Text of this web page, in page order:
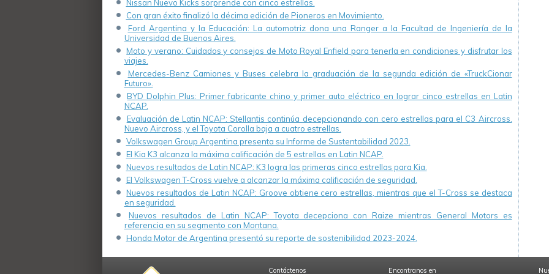
Nissan Nuevo Kicks sorprende con cinco estrellas.
Con gran éxito finalizó la décima edición de Pioneros en Movimiento.
Ford Argentina y la Educación: La automotriz dona una Ranger a la Facultad de Ingeniería de la
Universidad de Buenos Aires.
Moto y verano: Cuidados y consejos de Moto Royal Enfield para tenerla en condiciones y disfrutar los
viajes.
Mercedes-Benz Camiones y Buses celebra la graduación de la segunda edición de «TruckCionar
Futuro».
BYD Dolphin Plus: Primer fabricante chino y primer auto eléctrico en lograr cinco estrellas en Latin
NCAP.
Evaluación de Latin NCAP: Stellantis continúa decepcionando con cero estrellas para el C3 Aircross.
Nuevo Aircross, y el Toyota Corolla baja a cuatro estrellas.
Volkswagen Group Argentina presenta su Informe de Sustentabilidad 2023.
El Kia K3 alcanza la máxima calificación de 5 estrellas en Latin NCAP.
Nuevos resultados de Latin NCAP: K3 logra las primeras cinco estrellas para Kia.
El Volkswagen T-Cross vuelve a alcanzar la máxima calificación de seguridad.
Nuevos resultados de Latin NCAP: Groove obtiene cero estrellas, mientras que el T-Cross se destaca
en seguridad.
Nuevos resultados de Latin NCAP: Toyota decepciona con Raize mientras General Motors es
referencia en su segmento con Montana.
Honda Motor de Argentina presentó su reporte de sostenibilidad 2023-2024.
Contáctenos Encontranos en